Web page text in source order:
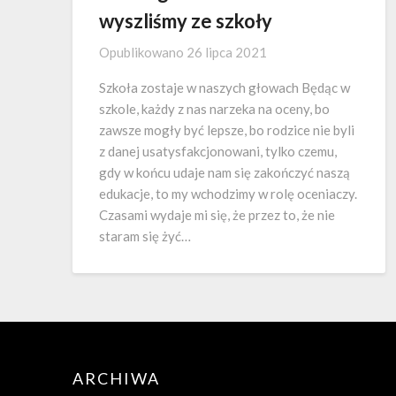
wyszliśmy ze szkoły
Opublikowano 26 lipca 2021
Szkoła zostaje w naszych głowach Będąc w
szkole, każdy z nas narzeka na oceny, bo
zawsze mogły być lepsze, bo rodzice nie byli
z danej usatysfakcjonowani, tylko czemu,
gdy w końcu udaje nam się zakończyć naszą
edukacje, to my wchodzimy w rolę oceniaczy.
Czasami wydaje mi się, że przez to, że nie
staram się żyć…
ARCHIWA